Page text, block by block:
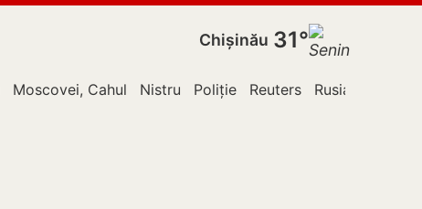
Chișinău 31°
Moscovei, Cahul Nistru Poliție Reuters Rusia